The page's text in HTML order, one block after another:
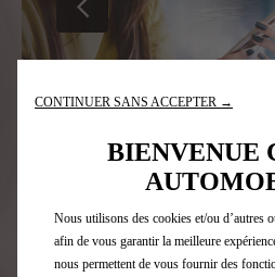
PRÉCÉDENT
VOTRE DS 3
Choisissez votre DS 3 parmi
CONTINUER SANS ACCEPTER →
BIENVENUE
Nous utilisons des cookies et/ou d’autres
afin de vous garantir la meilleure
nous permettent de vous fournir des